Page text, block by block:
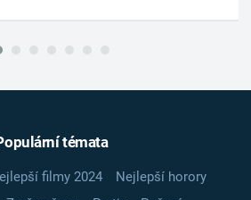
témata
filmy 2024
Nejlepší horory